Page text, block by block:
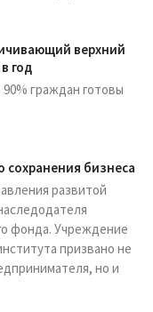
верхний
год
граждан готовы
сохранения бизнеса
развитой
фонда. Учреждение
призвано не
но и